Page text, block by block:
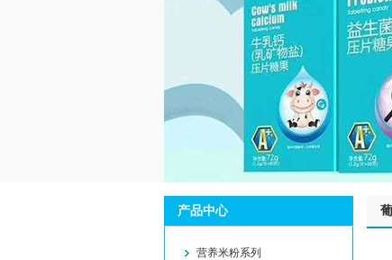
联系我们
产品中心
营养米粉系列